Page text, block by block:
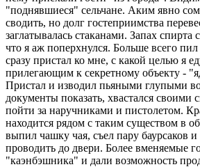
"поднявшиеся" сельчане. Аким явно
сводить, но долг гостеприимства
заглатывалась стаканами. Запах спирта
что я аж поперхнулся. Больше всего
сразу пристал ко мне, с какой целью я
прилегающим к секретному объекту -
Пристал и изводил пьяными глупыми
документы показать, хвастался своими
пойти за наручниками и пистолетом.
находится рядом с таким существом в
выпил чашку чая, съел пару баурсаков
проводить до двери. Более вменяемые
"каэнбэшника" и дали возможность